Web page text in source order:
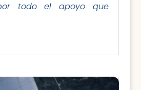
todo el apoyo que